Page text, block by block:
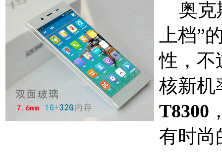
奥克
上档”
性，不
核新机
T8300
有时尚